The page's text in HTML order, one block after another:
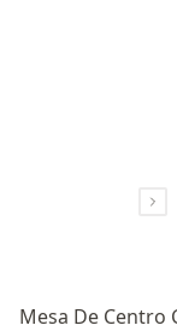
Mesa De Centro